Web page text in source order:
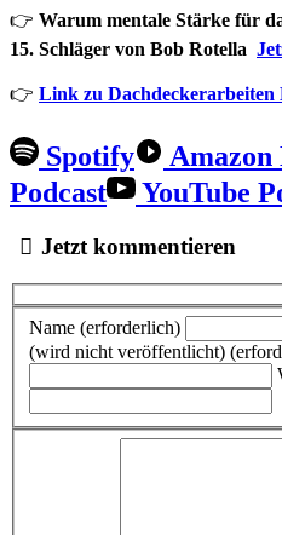
👉 Warum mentale Stärke für
15. Schläger von Bob Rotella
👉 Link zu Dachdeckerarbeiten
Spotify Amazon
Podcast
YouTube
Jetzt kommentieren
Name (erforderlich)
(wird nicht veröffentlicht)